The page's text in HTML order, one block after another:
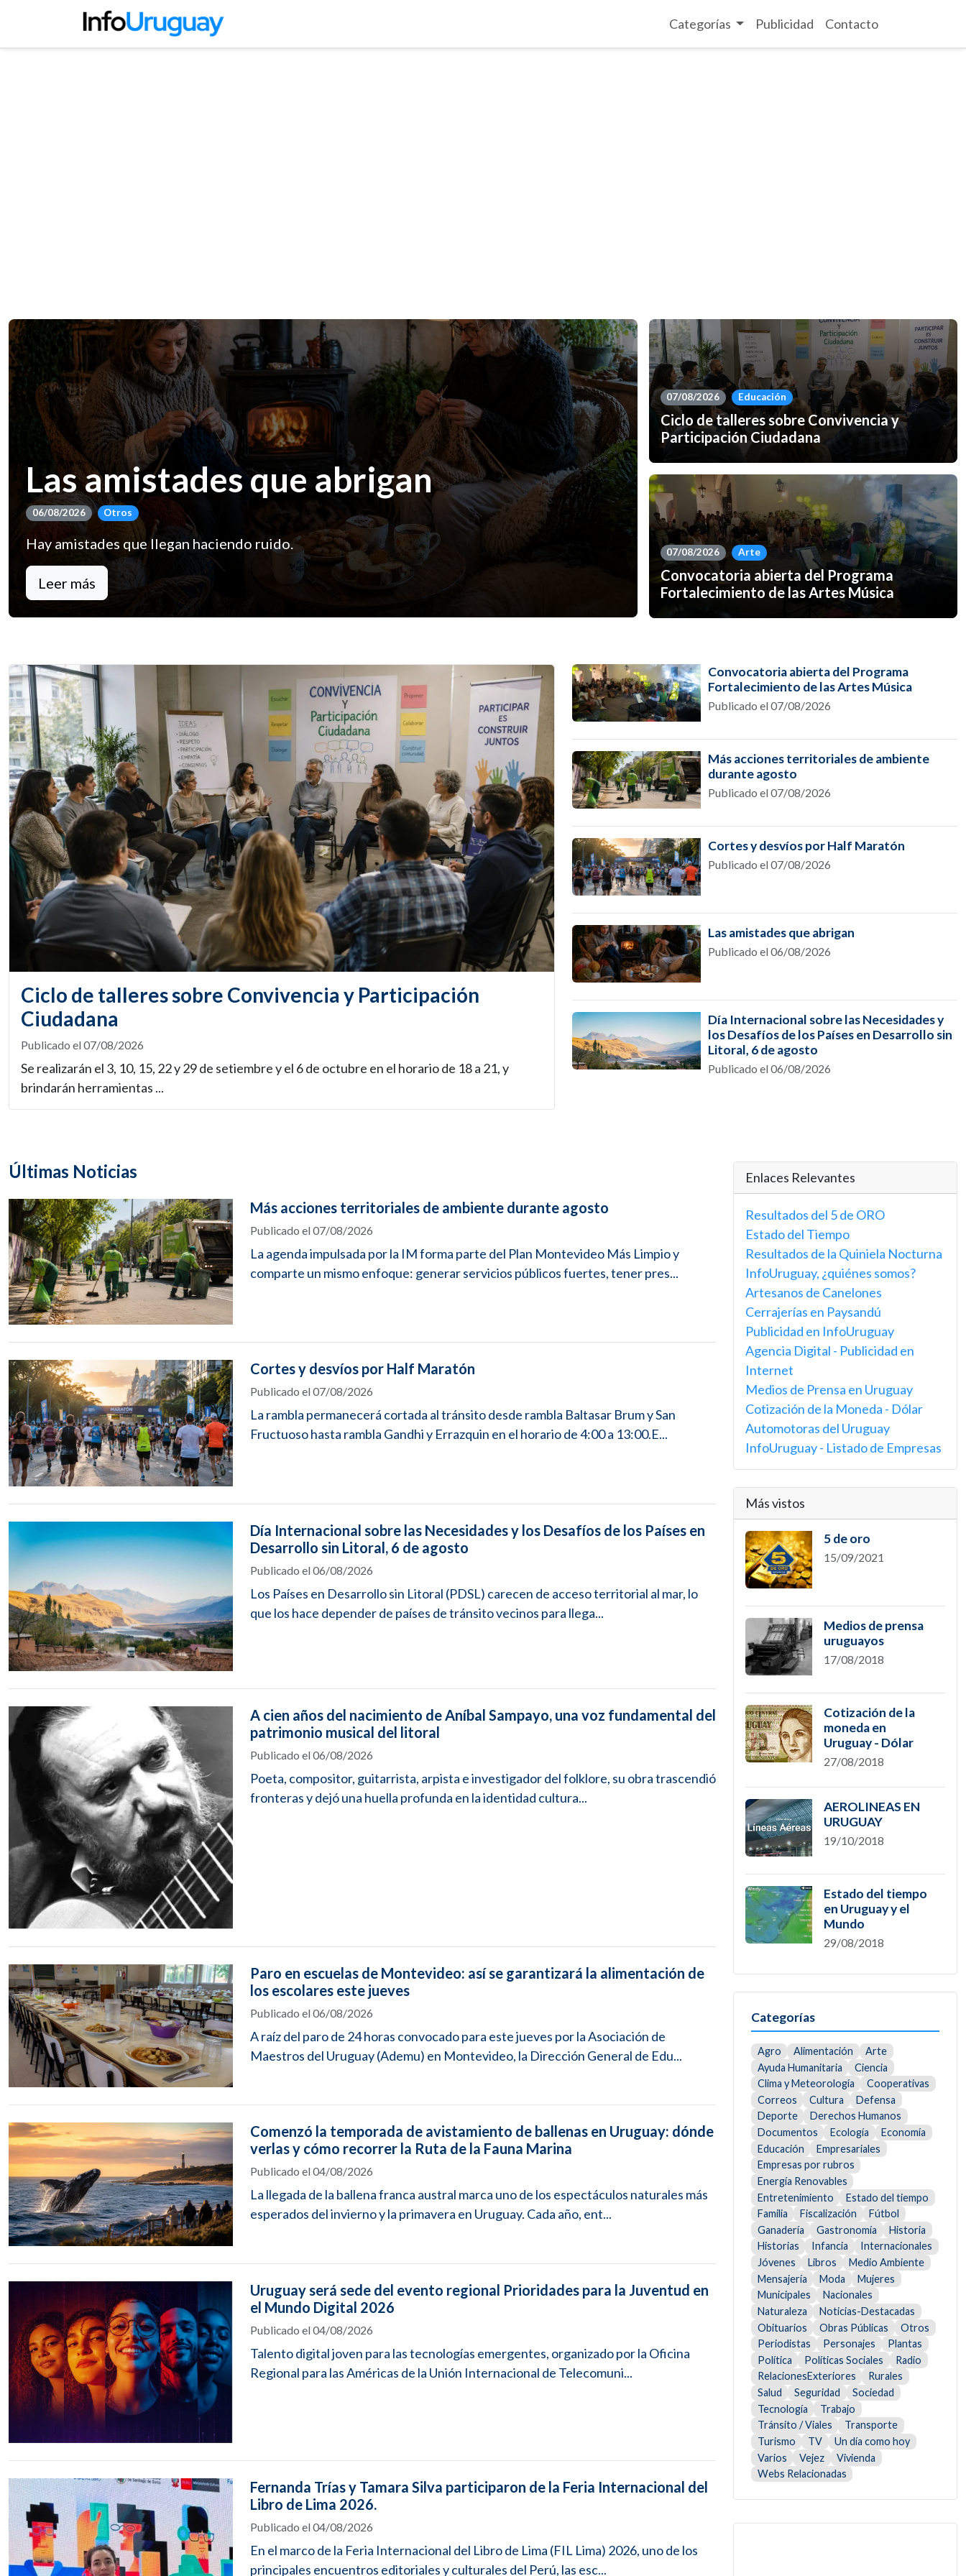
Categorías Publicidad Contacto
Las amistades que abrigan
06/08/2026 Otros
Hay amistades que llegan haciendo ruido.
Leer más
07/08/2026 Educación
Ciclo de talleres sobre Convivencia y
Participación Ciudadana
07/08/2026 Arte
Convocatoria abierta del Programa
Fortalecimiento de las Artes Música
Ciclo de talleres sobre Convivencia y Participación
Ciudadana
Publicado el 07/08/2026
Se realizarán el 3, 10, 15, 22 y 29 de setiembre y el 6 de octubre en el horario de 18 a 21, y
brindarán herramientas ...
Convocatoria abierta del Programa
Fortalecimiento de las Artes Música
Publicado el 07/08/2026
Más acciones territoriales de ambiente
durante agosto
Publicado el 07/08/2026
Cortes y desvíos por Half Maratón
Publicado el 07/08/2026
Las amistades que abrigan
Publicado el 06/08/2026
Día Internacional sobre las Necesidades y
los Desafíos de los Países en Desarrollo sin
Litoral, 6 de agosto
Publicado el 06/08/2026
Últimas Noticias
Más acciones territoriales de ambiente durante agosto
Publicado el 07/08/2026
La agenda impulsada por la IM forma parte del Plan Montevideo Más Limpio y
comparte un mismo enfoque: generar servicios públicos fuertes, tener pres...
Cortes y desvíos por Half Maratón
Publicado el 07/08/2026
La rambla permanecerá cortada al tránsito desde rambla Baltasar Brum y San
Fructuoso hasta rambla Gandhi y Errazquin en el horario de 4:00 a 13:00.E...
Día Internacional sobre las Necesidades y los Desafíos de los Países en
Desarrollo sin Litoral, 6 de agosto
Publicado el 06/08/2026
Los Países en Desarrollo sin Litoral (PDSL) carecen de acceso territorial al mar, lo
que los hace depender de países de tránsito vecinos para llega...
A cien años del nacimiento de Aníbal Sampayo, una voz fundamental del
patrimonio musical del litoral
Publicado el 06/08/2026
Poeta, compositor, guitarrista, arpista e investigador del folklore, su obra trascendió
fronteras y dejó una huella profunda en la identidad cultura...
Paro en escuelas de Montevideo: así se garantizará la alimentación de
los escolares este jueves
Publicado el 06/08/2026
A raíz del paro de 24 horas convocado para este jueves por la Asociación de
Maestros del Uruguay (Ademu) en Montevideo, la Dirección General de Edu...
Comenzó la temporada de avistamiento de ballenas en Uruguay: dónde
verlas y cómo recorrer la Ruta de la Fauna Marina
Publicado el 04/08/2026
La llegada de la ballena franca austral marca uno de los espectáculos naturales más
esperados del invierno y la primavera en Uruguay. Cada año, ent...
Uruguay será sede del evento regional Prioridades para la Juventud en
el Mundo Digital 2026
Publicado el 04/08/2026
Talento digital joven para las tecnologías emergentes, organizado por la Oficina
Regional para las Américas de la Unión Internacional de Telecomuni...
Fernanda Trías y Tamara Silva participaron de la Feria Internacional del
Libro de Lima 2026.
Publicado el 04/08/2026
En el marco de la Feria Internacional del Libro de Lima (FIL Lima) 2026, uno de los
principales encuentros editoriales y culturales del Perú, las esc...
Enlaces Relevantes
Resultados del 5 de ORO
Estado del Tiempo
Resultados de la Quiniela Nocturna
InfoUruguay, ¿quiénes somos?
Artesanos de Canelones
Cerrajerías en Paysandú
Publicidad en InfoUruguay
Agencia Digital - Publicidad en
Internet
Medios de Prensa en Uruguay
Cotización de la Moneda - Dólar
Automotoras del Uruguay
InfoUruguay - Listado de Empresas
Más vistos
5 de oro
15/09/2021
Medios de prensa
uruguayos
17/08/2018
Cotización de la
moneda en
Uruguay - Dólar
27/08/2018
AEROLINEAS EN
URUGUAY
19/10/2018
Estado del tiempo
en Uruguay y el
Mundo
29/08/2018
Categorías
Agro Alimentación
Arte
Ayuda Humanitaria
Ciencia
Clima y Meteorología
Cooperativas
Correos
Cultura
Defensa
Deporte
Derechos Humanos
Documentos
Ecología
Economía
Educación
Empresariales
Empresas por rubros
Energía Renovables
Entretenimiento
Estado del tiempo
Familia
Fiscalización
Fútbol
Ganadería
Gastronomía
Historia
Historias
Infancia
Internacionales
Jóvenes
Libros
Medio Ambiente
Mensajería
Moda
Mujeres
Municipales
Nacionales
Naturaleza
Noticias-Destacadas
Obituarios
Obras Públicas
Otros
Periodistas
Personajes
Plantas
Política
Políticas Sociales
Radio
RelacionesExteriores
Rurales
Salud
Seguridad
Sociedad
Tecnología
Trabajo
Tránsito / Viales
Transporte
Turismo
TV
Un día como hoy
Varios
Vejez
Vivienda
Webs Relacionadas